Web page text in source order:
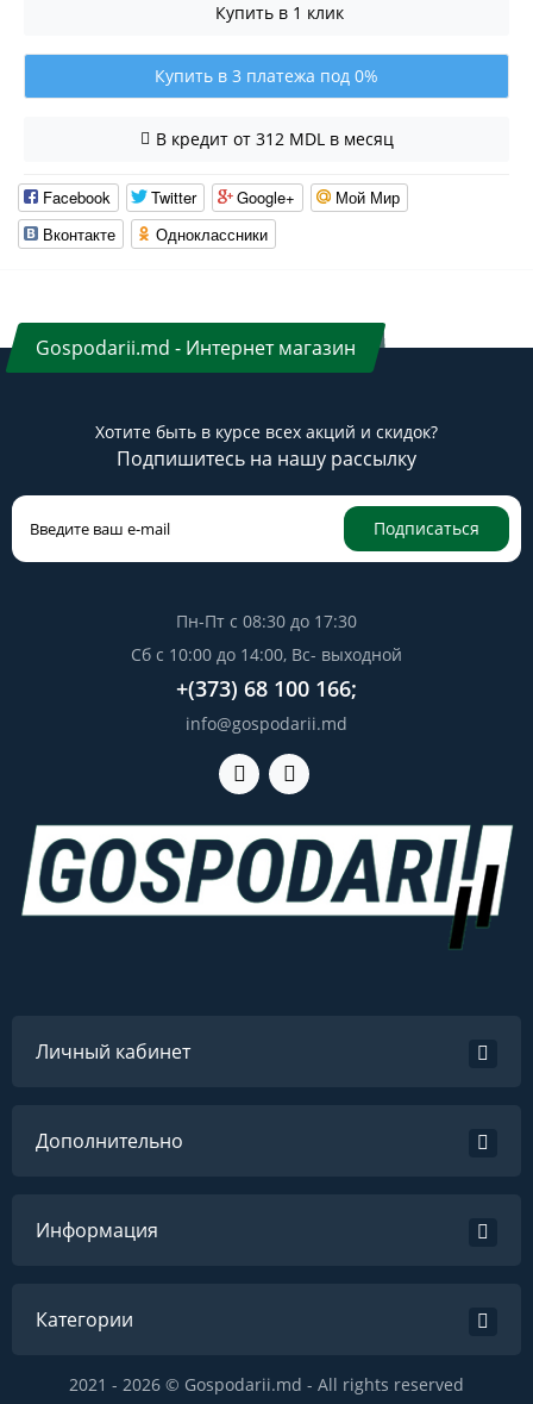
Купить в 1 клик
Купить в 3 платежа под 0%
В кредит от 312 MDL в месяц
Facebook Twitter Google+
Мой Мир
Вконтакте
Одноклассники
Gospodarii.md - Интернет магазин
Хотите быть в курсе всех акций и скидок?
Подпишитесь на нашу рассылку
Подписаться
Пн-Пт с 08:30 до 17:30
Сб с 10:00 до 14:00, Вс- выходной
+(373) 68 100 166;
info@gospodarii.md
Личный кабинет
Дополнительно
Информация
Категории
2021 - 2026 © Gospodarii.md - All rights reserved